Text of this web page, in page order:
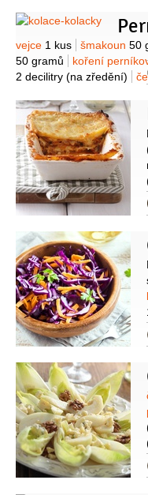
Suroviny
vejce 1 kus šmakoun 50
50 gramů
koření
2 decilitry (na zředění)